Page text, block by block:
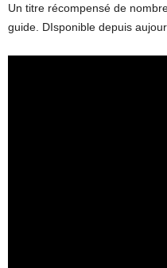
Un titre récompensé de
guide. DIsponible depuis